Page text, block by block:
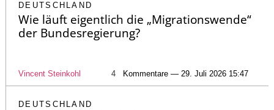
DEUTSCHLAND
Wie läuft eigentlich die „Migrationswende“
der Bundesregierung?
Vincent Steinkohl 4 Kommentare — 29. Juli 2026 15:47
DEUTSCHLAND